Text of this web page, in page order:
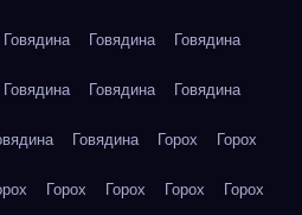
Говядина Говядина Говядина
Говядина Говядина Говядина
Говядина Горох Горох
Горох Горох Горох Горох